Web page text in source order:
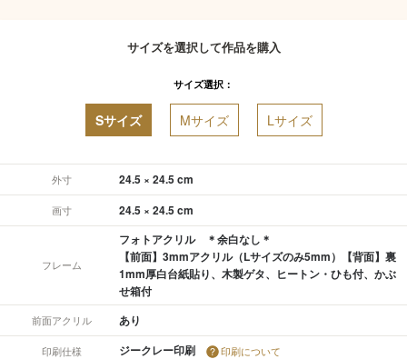
サイズを選択して作品を購入
サイズ選択：
Sサイズ Mサイズ Lサイズ
外寸 24.5 × 24.5 cm
画寸 24.5 × 24.5 cm
フレーム
フォトアクリル ＊余白なし＊
【前面】3mmアクリル（Lサイズのみ5mm）【背面】裏
1mm厚白台紙貼り、木製ゲタ、ヒートン・ひも付、かぶ
せ箱付
前面アクリル あり
印刷仕様 ジークレー印刷 印刷について